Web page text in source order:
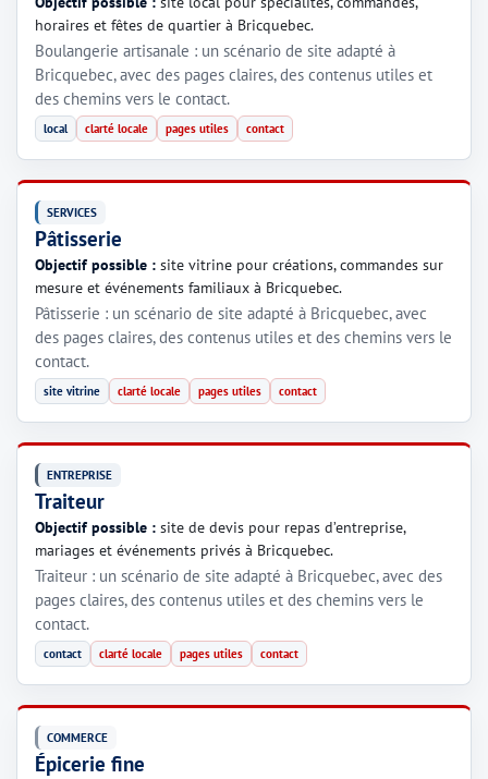
horaires et fêtes de quartier à Bricquebec.
Boulangerie artisanale : un scénario de site adapté à
Bricquebec, avec des pages claires, des contenus utiles et
des chemins vers le contact.
local clarté locale pages utiles contact
SERVICES
Pâtisserie
Objectif possible : site vitrine pour créations, commandes sur
mesure et événements familiaux à Bricquebec.
Pâtisserie : un scénario de site adapté à Bricquebec, avec
des pages claires, des contenus utiles et des chemins vers le
contact.
site vitrine clarté locale pages utiles contact
ENTREPRISE
Traiteur
Objectif possible : site de devis pour repas d’entreprise,
mariages et événements privés à Bricquebec.
Traiteur : un scénario de site adapté à Bricquebec, avec des
pages claires, des contenus utiles et des chemins vers le
contact.
contact clarté locale pages utiles contact
COMMERCE
Épicerie fine